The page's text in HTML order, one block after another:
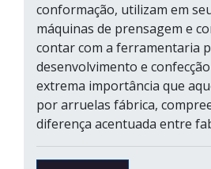
conformação, utilizam em
máquinas de prensagem e
contar com a ferramentaria
desenvolvimento e
extrema importância que
por arruelas fábrica,
diferença acentuada entre